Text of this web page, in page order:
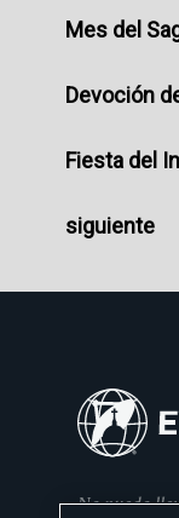
Mes del
Devoción
Fiesta del
siguiente
No puedo